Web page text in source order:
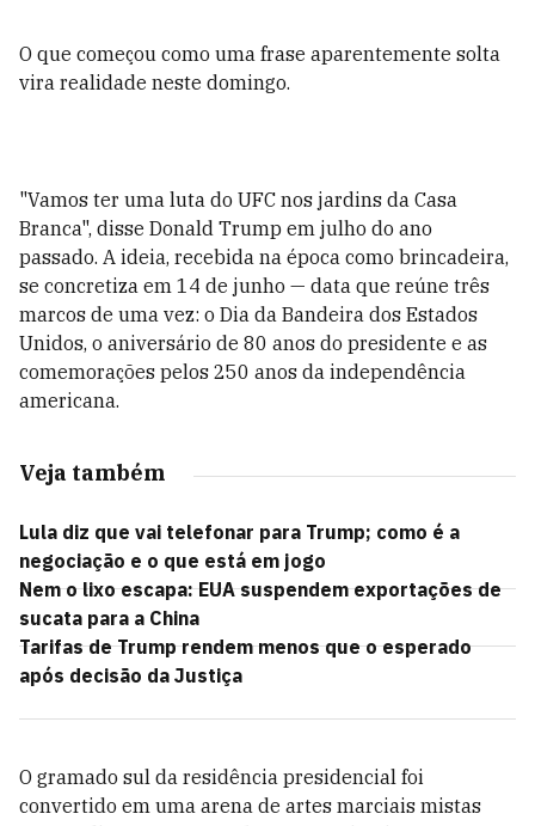
O que começou como uma frase aparentemente solta
vira realidade neste domingo.
"Vamos ter uma luta do UFC nos jardins da Casa
Branca", disse Donald Trump em julho do ano
passado. A ideia, recebida na época como brincadeira,
se concretiza em 14 de junho — data que reúne três
marcos de uma vez: o Dia da Bandeira dos Estados
Unidos, o aniversário de 80 anos do presidente e as
comemorações pelos 250 anos da independência
americana.
Veja também
Lula diz que vai telefonar para Trump; como é a
negociação e o que está em jogo
Nem o lixo escapa: EUA suspendem exportações de
sucata para a China
Tarifas de Trump rendem menos que o esperado
após decisão da Justiça
O gramado sul da residência presidencial foi
convertido em uma arena de artes marciais mistas